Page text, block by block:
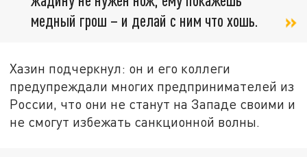
медный грош – и делай с ним что хошь.
Хазин подчеркнул: он и его коллеги
предупреждали многих предпринимателей из
России, что они не станут на Западе своими и
не смогут избежать санкционной волны.